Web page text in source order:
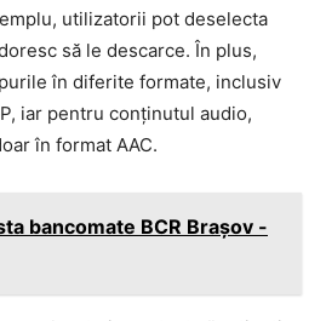
utilizatorii pot deselecta
să le descarce. În plus,
în diferite formate, inclusiv
iar pentru conținutul audio,
în format AAC.
bancomate BCR Brașov -